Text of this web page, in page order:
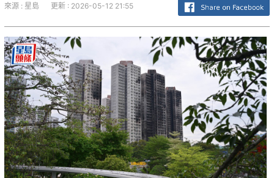
來源 : 星島 更新 : 2026-05-12 21:55